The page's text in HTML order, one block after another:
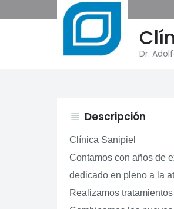
Dr.
view_headline Descripción
Clínica Sanipiel
Contamos con años de
dedicado en pleno a la
Realizamos